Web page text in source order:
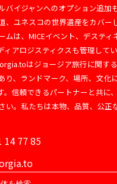
バイジャンへのオプション追加
、ユネスコの世界遺産をカバー
ムは、MICEイベント、デスティ
ィアロジスティクスも管理して
はジョージア旅行に関す
り、ランドマーク、場所、文化
。信頼できるパートナーと共に
い。私たちは本物、品質、公正
14 77 85